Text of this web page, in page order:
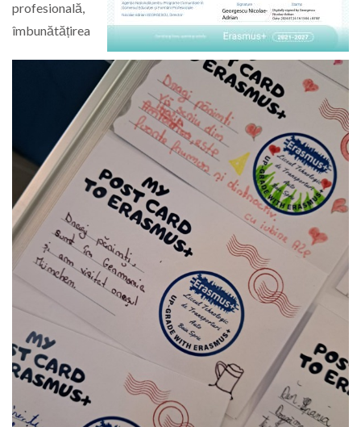
profesională,
îmbunătățirea